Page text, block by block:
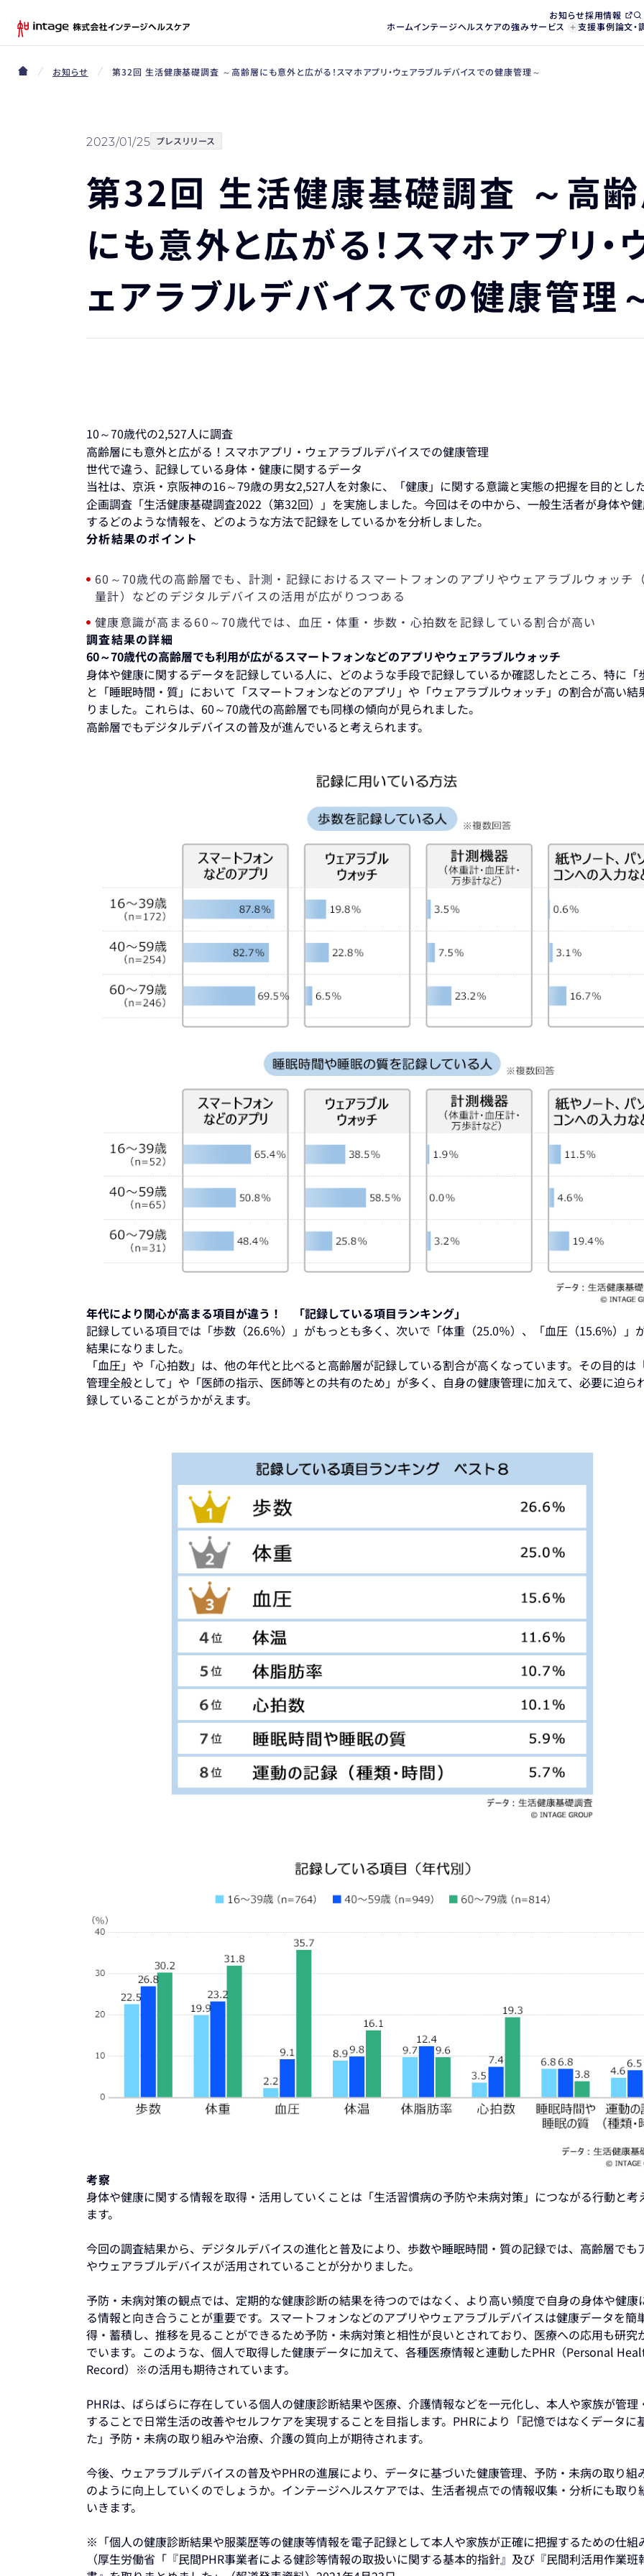
お知らせ採用情報
ホームインテージヘルスケアの強みサービス 支援事例論文・
お知らせ 第32回 生活健康基礎調査 ～高齢層にも意外と広がる！スマホアプリ・ウェアラブルデバイスでの健康管理～
2023/01/25 プレスリリース
第32回 生活健康基礎調査 ～高
にも意外と広がる！スマホアプリ・
ェアラブルデバイスでの健康管理
10～70歳代の2,527人に調査
高齢層にも意外と広がる！スマホアプリ・ウェアラブルデバイスでの健康管理
世代で違う、記録している身体・健康に関するデータ
当社は、京浜・京阪神の16～79歳の男女2,527人を対象に、「健康」に関する意識と実態の把握を目的とし
企画調査「生活健康基礎調査2022（第32回）」を実施しました。今回はその中から、一般生活者が身体や
するどのような情報を、どのような方法で記録をしているかを分析しました。
分析結果のポイント
60～70歳代の高齢層でも、計測・記録におけるスマートフォンのアプリやウェアラブルウォッチ
量計）などのデジタルデバイスの活用が広がりつつある
健康意識が高まる60～70歳代では、血圧・体重・歩数・心拍数を記録している割合が高い
調査結果の詳細
60～70歳代の高齢層でも利用が広がるスマートフォンなどのアプリやウェアラブルウォッチ
身体や健康に関するデータを記録している人に、どのような手段で記録しているか確認したところ、特に「
と「睡眠時間・質」において「スマートフォンなどのアプリ」や「ウェアラブルウォッチ」の割合が高い結
りました。これらは、60～70歳代の高齢層でも同様の傾向が見られました。
高齢層でもデジタルデバイスの普及が進んでいると考えられます。
年代により関心が高まる項目が違う！ 「記録している項目ランキング」
記録している項目では「歩数（26.6％）」がもっとも多く、次いで「体重（25.0％）、「血圧（15.6%）」
結果になりました。
「血圧」や「心拍数」は、他の年代と比べると高齢層が記録している割合が高くなっています。その目的は
管理全般として」や「医師の指示、医師等との共有のため」が多く、自身の健康管理に加えて、必要に迫ら
録していることがうかがえます。
考察
身体や健康に関する情報を取得・活用していくことは「生活習慣病の予防や未病対策」につながる行動と考
ます。
今回の調査結果から、デジタルデバイスの進化と普及により、歩数や睡眠時間・質の記録では、高齢層でも
やウェアラブルデバイスが活用されていることが分かりました。
予防・未病対策の観点では、定期的な健康診断の結果を待つのではなく、より高い頻度で自身の身体や健康
る情報と向き合うことが重要です。スマートフォンなどのアプリやウェアラブルデバイスは健康データを簡
得・蓄積し、推移を見ることができるため予防・未病対策と相性が良いとされており、医療への応用も研究
でいます。このような、個人で取得した健康データに加えて、各種医療情報と連動したPHR（Personal
Record）※の活用も期待されています。
PHRは、ばらばらに存在している個人の健康診断結果や医療、介護情報などを一元化し、本人や家族が管理
することで日常生活の改善やセルフケアを実現することを目指します。PHRにより「記憶ではなくデータに
た」予防・未病の取り組みや治療、介護の質向上が期待されます。
今後、ウェアラブルデバイスの普及やPHRの進展により、データに基づいた健康管理、予防・未病の取り組
のように向上していくのでしょうか。インテージヘルスケアでは、生活者視点での情報収集・分析にも取り
いきます。
※「個人の健康診断結果や服薬歴等の健康等情報を電子記録として本人や家族が正確に把握するための仕組
（厚生労働省「『民間PHR事業者による健診等情報の取扱いに関する基本的指針』及び『民間利活用作業班